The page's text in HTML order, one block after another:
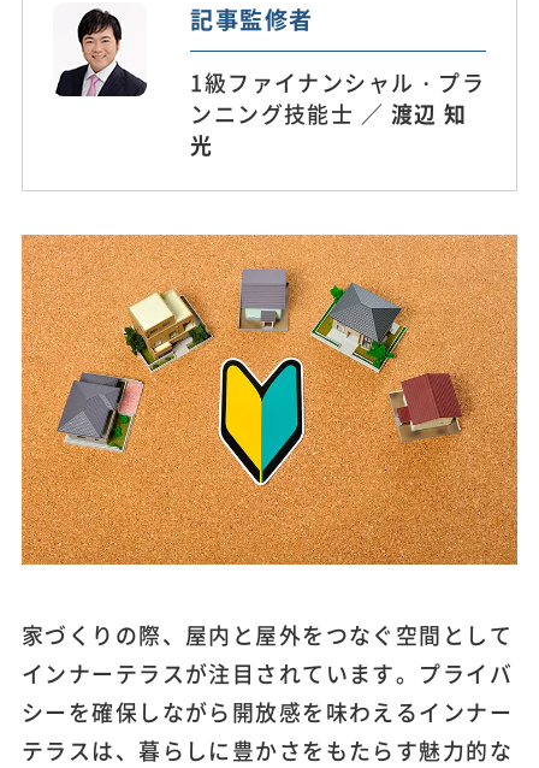
記事監修者
1級ファイナンシャル・プラ
ンニング技能士 ／ 渡辺 知
光
家づくりの際、屋内と屋外をつなぐ空間として
インナーテラスが注目されています。プライバ
シーを確保しながら開放感を味わえるインナー
テラスは、暮らしに豊かさをもたらす魅力的な